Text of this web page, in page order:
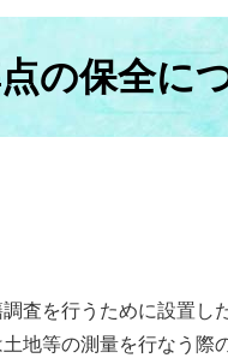
の保全に
査を行うために設置し
地等の測量を行なう際